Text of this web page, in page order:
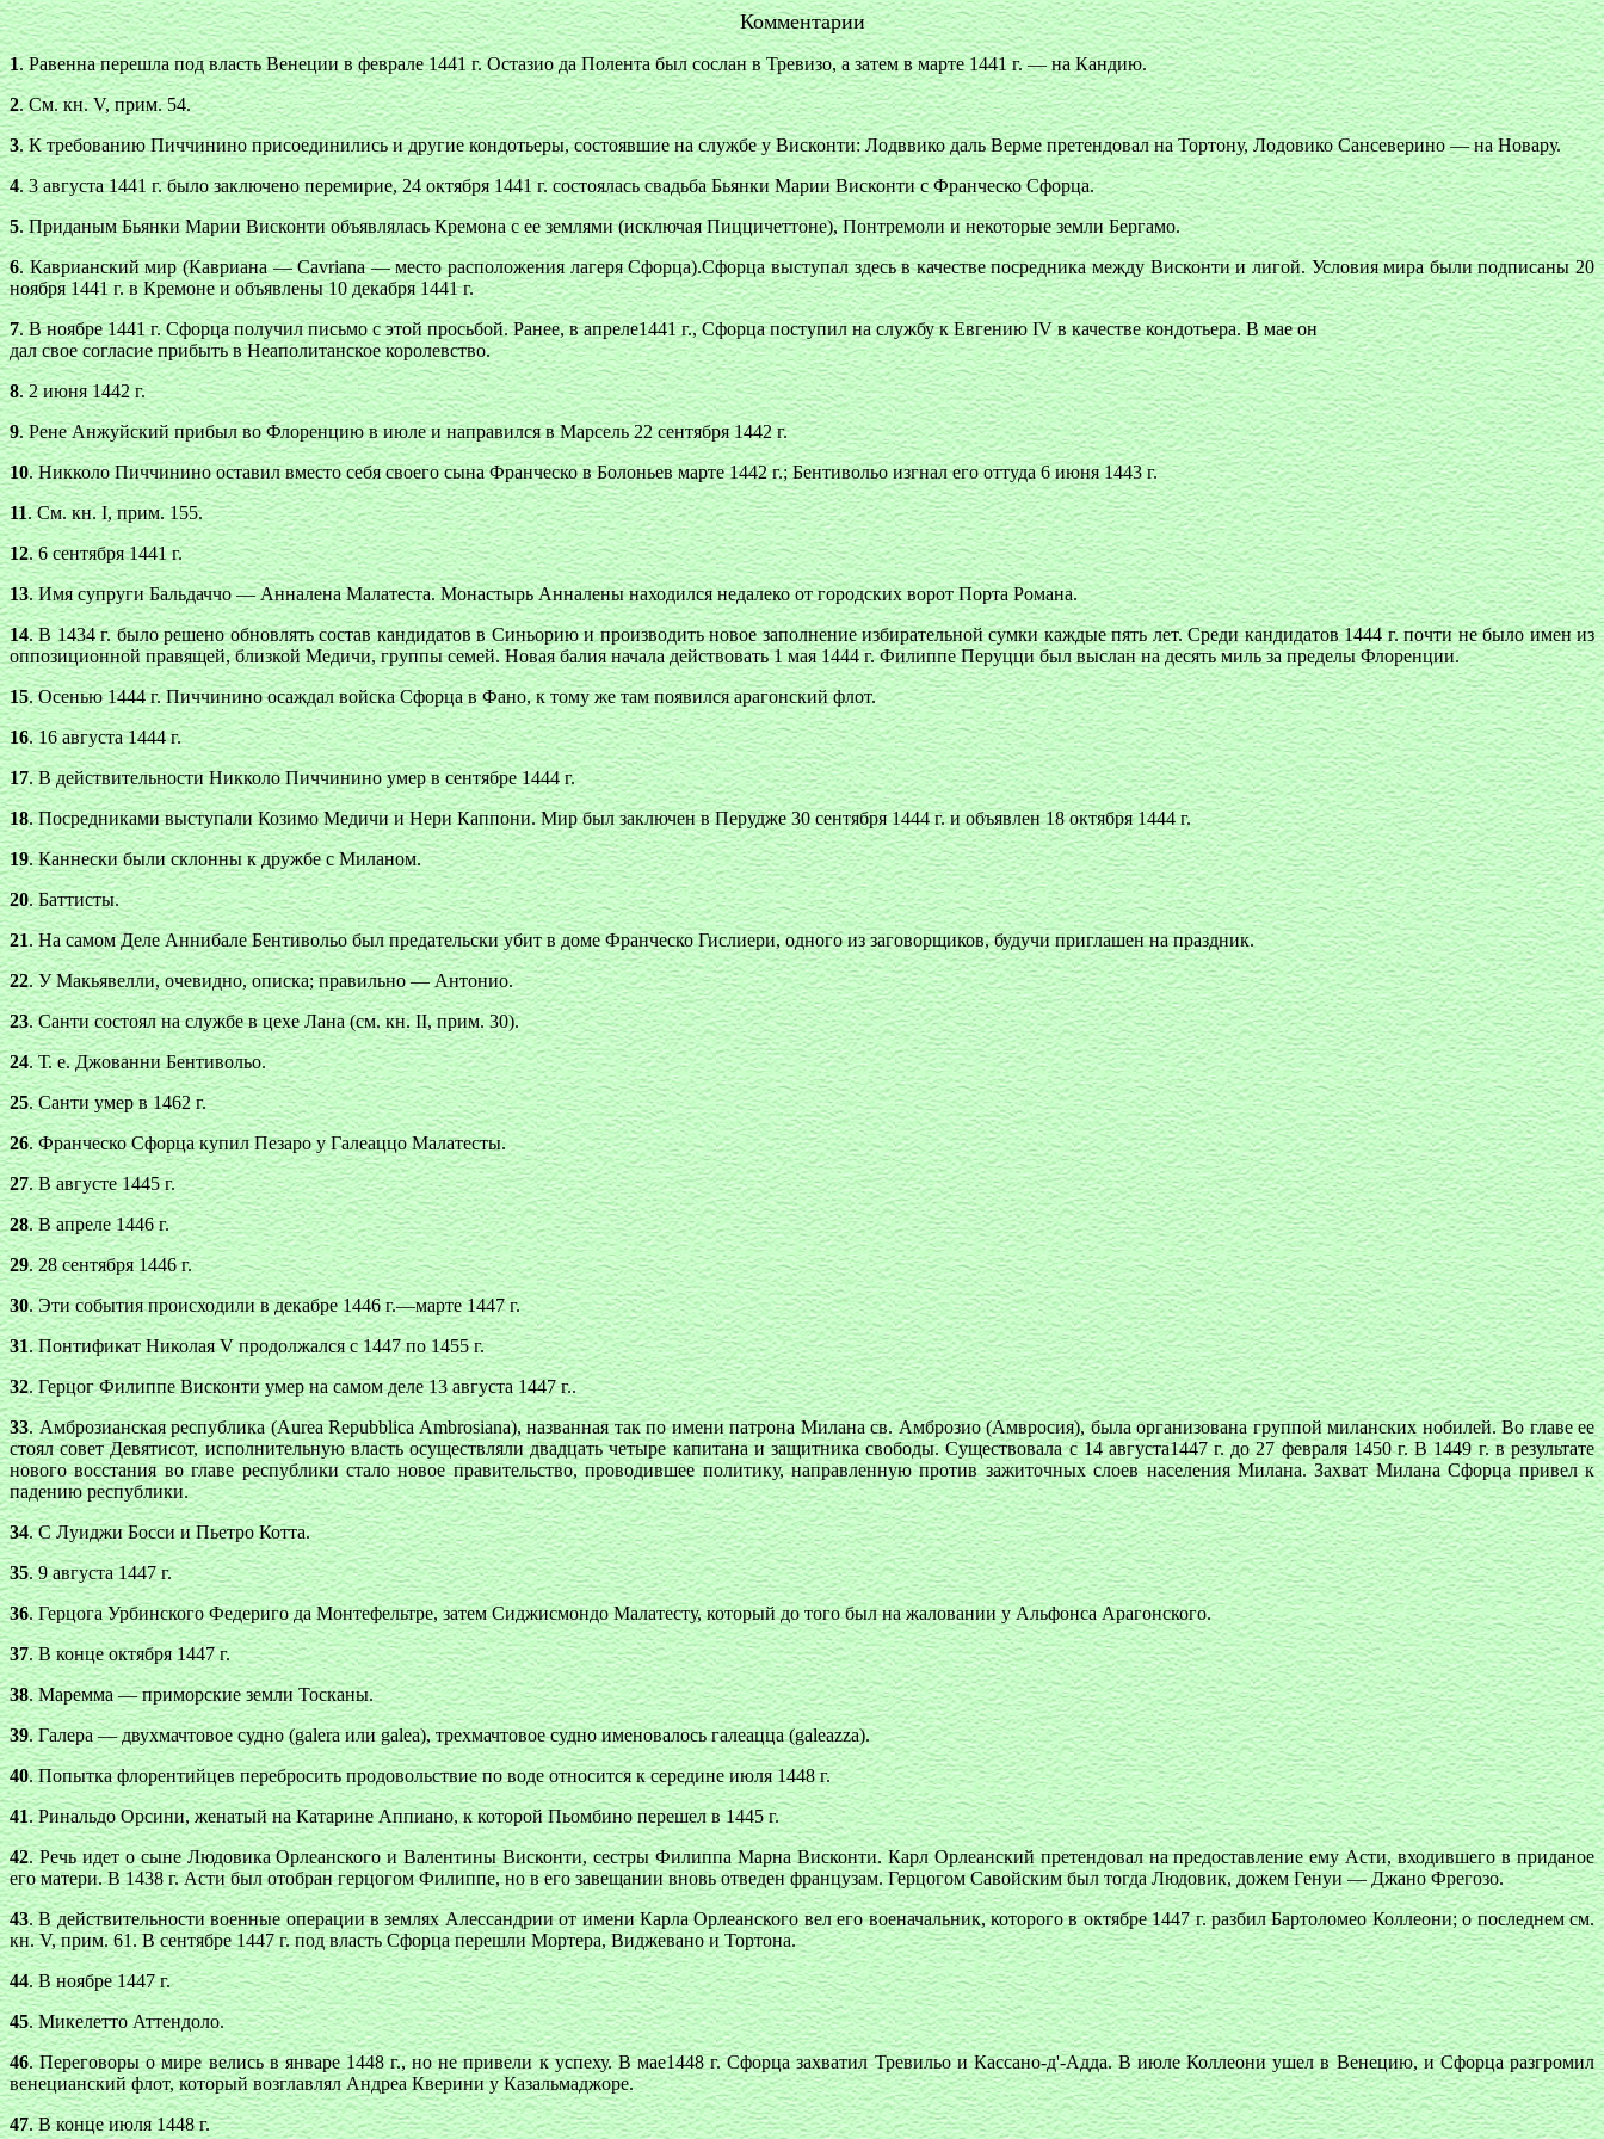
Комментарии
1. Равенна перешла под власть Венеции в феврале 1441 г. Остазио да Полента был сослан в Тревизо, а затем в марте 1441 г. — на Кандию.
2. См. кн. V, прим. 54.
3. К требованию Пиччинино присоединились и другие кондотьеры, состоявшие на службе у Висконти: Лодввико даль Верме претендовал на Тортону, Лодовико Сансеверино — на Новару.
4. 3 августа 1441 г. было заключено перемирие, 24 октября 1441 г. состоялась свадьба Бьянки Марии Висконти с Франческо Сфорца.
5. Приданым Бьянки Марии Висконти объявлялась Кремона с ее землями (исключая Пиццичеттоне), Понтремоли и некоторые земли Бергамо.
6. Каврианский мир (Кавриана — Cavriana — место расположения лагеря Сфорца).Сфорца выступал здесь в качестве посредника между Висконти и лигой. Условия мира были подписаны 20
ноября 1441 г. в Кремоне и объявлены 10 декабря 1441 г.
7. В ноябре 1441 г. Сфорца получил письмо с этой просьбой. Ранее, в апреле1441 г., Сфорца поступил на службу к Евгению IV в качестве кондотьера. В мае он
дал свое согласие прибыть в Неаполитанское королевство.
8. 2 июня 1442 г.
9. Рене Анжуйский прибыл во Флоренцию в июле и направился в Марсель 22 сентября 1442 г.
10. Никколо Пиччинино оставил вместо себя своего сына Франческо в Болоньев марте 1442 г.; Бентивольо изгнал его оттуда 6 июня 1443 г.
11. См. кн. I, прим. 155.
12. 6 сентября 1441 г.
13. Имя супруги Бальдаччо — Анналена Малатеста. Монастырь Анналены находился недалеко от городских ворот Порта Романа.
14. В 1434 г. было решено обновлять состав кандидатов в Синьорию и производить новое заполнение избирательной сумки каждые пять лет. Среди кандидатов 1444 г. почти не было имен из
оппозиционной правящей, близкой Медичи, группы семей. Новая балия начала действовать 1 мая 1444 г. Филиппе Перуцци был выслан на десять миль за пределы Флоренции.
15. Осенью 1444 г. Пиччинино осаждал войска Сфорца в Фано, к тому же там появился арагонский флот.
16. 16 августа 1444 г.
17. В действительности Никколо Пиччинино умер в сентябре 1444 г.
18. Посредниками выступали Козимо Медичи и Нери Каппони. Мир был заключен в Перудже 30 сентября 1444 г. и объявлен 18 октября 1444 г.
19. Каннески были склонны к дружбе с Миланом.
20. Баттисты.
21. На самом Деле Аннибале Бентивольо был предательски убит в доме Франческо Гислиери, одного из заговорщиков, будучи приглашен на праздник.
22. У Макьявелли, очевидно, описка; правильно — Антонио.
23. Санти состоял на службе в цехе Лана (см. кн. II, прим. 30).
24. Т. е. Джованни Бентивольо.
25. Санти умер в 1462 г.
26. Франческо Сфорца купил Пезаро у Галеаццо Малатесты.
27. В августе 1445 г.
28. В апреле 1446 г.
29. 28 сентября 1446 г.
30. Эти события происходили в декабре 1446 г.—марте 1447 г.
31. Понтификат Николая V продолжался с 1447 по 1455 г.
32. Герцог Филиппе Висконти умер на самом деле 13 августа 1447 г..
33. Амброзианская республика (Aurea Repubblica Ambrosiana), названная так по имени патрона Милана св. Амброзио (Амвросия), была организована группой миланских нобилей. Во главе ее
стоял совет Девятисот, исполнительную власть осуществляли двадцать четыре капитана и защитника свободы. Существовала с 14 августа1447 г. до 27 февраля 1450 г. В 1449 г. в результате
нового восстания во главе республики стало новое правительство, проводившее политику, направленную против зажиточных слоев населения Милана. Захват Милана Сфорца привел к
падению республики.
34. С Луиджи Босси и Пьетро Котта.
35. 9 августа 1447 г.
36. Герцога Урбинского Федериго да Монтефельтре, затем Сиджисмондо Малатесту, который до того был на жаловании у Альфонса Арагонского.
37. В конце октября 1447 г.
38. Маремма — приморские земли Тосканы.
39. Галера — двухмачтовое судно (galera или galea), трехмачтовое судно именовалось галеацца (galeazza).
40. Попытка флорентийцев перебросить продовольствие по воде относится к середине июля 1448 г.
41. Ринальдо Орсини, женатый на Катарине Аппиано, к которой Пьомбино перешел в 1445 г.
42. Речь идет о сыне Людовика Орлеанского и Валентины Висконти, сестры Филиппа Марна Висконти. Карл Орлеанский претендовал на предоставление ему Асти, входившего в приданое
его матери. В 1438 г. Асти был отобран герцогом Филиппе, но в его завещании вновь отведен французам. Герцогом Савойским был тогда Людовик, дожем Генуи — Джано Фрегозо.
43. В действительности военные операции в землях Алессандрии от имени Карла Орлеанского вел его военачальник, которого в октябре 1447 г. разбил Бартоломео Коллеони; о последнем см.
кн. V, прим. 61. В сентябре 1447 г. под власть Сфорца перешли Мортера, Виджевано и Тортона.
44. В ноябре 1447 г.
45. Микелетто Аттендоло.
46. Переговоры о мире велись в январе 1448 г., но не привели к успеху. В мае1448 г. Сфорца захватил Тревильо и Кассано-д'-Адда. В июле Коллеони ушел в Венецию, и Сфорца разгромил
венецианский флот, который возглавлял Андреа Кверини у Казальмаджоре.
47. В конце июля 1448 г.